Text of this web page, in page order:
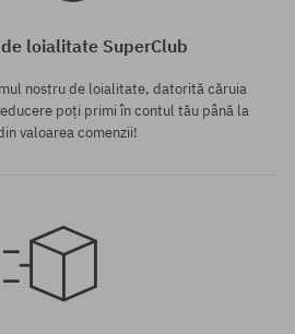
Mărimi existente:
loialitate SuperClub
nostru de loialitate, datorită căruia
poți primi în contul tău până la
valoarea comenzii!